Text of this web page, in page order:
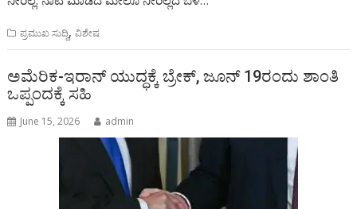
ಪ್ರಮುಖ ಸುದ್ದಿ,ವಿಶೇಷ
ಅಮೆರಿಕ-ಇರಾನ್ ಯುದ್ಧಕ್ಕೆ ಬ್ರೇಕ್, ಜೂನ್ 19ರಂದು ಶಾಂತಿ
ಒಪ್ಪಂದಕ್ಕೆ ಸಹಿ
June 15, 2026 admin